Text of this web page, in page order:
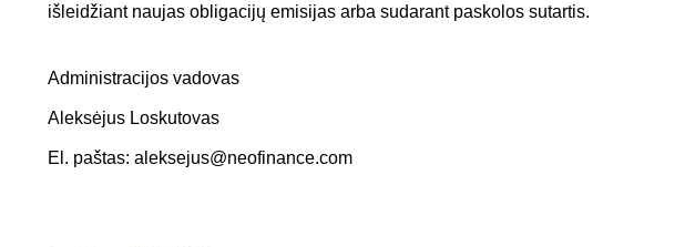
išleidžiant naujas obligacijų emisijas arba sudarant paskolos sutartis.
Administracijos vadovas
Aleksėjus Loskutovas
El. paštas: aleksejus@neofinance.com